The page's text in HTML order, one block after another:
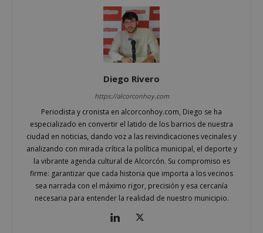
Diego Rivero
https://alcorconhoy.com
Periodista y cronista en alcorconhoy.com, Diego se ha
especializado en convertir el latido de los barrios de nuestra
ciudad en noticias, dando voz a las reivindicaciones vecinales y
analizando con mirada crítica la política municipal, el deporte y
la vibrante agenda cultural de Alcorcón. Su compromiso es
firme: garantizar que cada historia que importa a los vecinos
sea narrada con el máximo rigor, precisión y esa cercanía
necesaria para entender la realidad de nuestro municipio.
Inc.